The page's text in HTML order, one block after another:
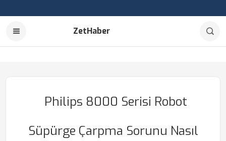
ZetHaber
Philips 8000 Serisi Robot
Süpürge Çarpma Sorunu Nasıl